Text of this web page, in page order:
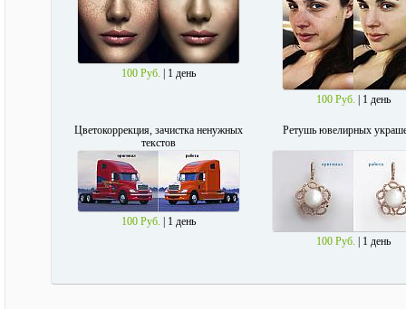
100 Руб. | 1 день
100 Руб. | 1 день
Цветокоррекция, зачистка ненужных
текстов
100 Руб. | 1 день
Ретушь ювелирных
100 Руб. | 1 день